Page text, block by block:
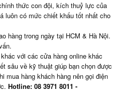
thức con đội, kích thuỷ lực của
luôn có mức chiết khấu tốt nhất cho
hàng trong ngày tại HCM & Hà Nội.
khác với các cửa hàng online khác
sâu về kỹ thuật giúp bạn chọn được
mua hàng khách hàng nên gọi điện
Hotline: 08 3971 8011 -